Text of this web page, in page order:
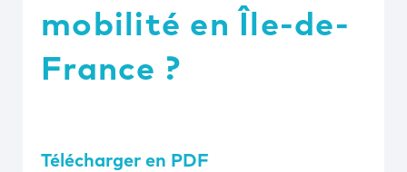
mobilité en Île-de-
France ?
Télécharger en PDF